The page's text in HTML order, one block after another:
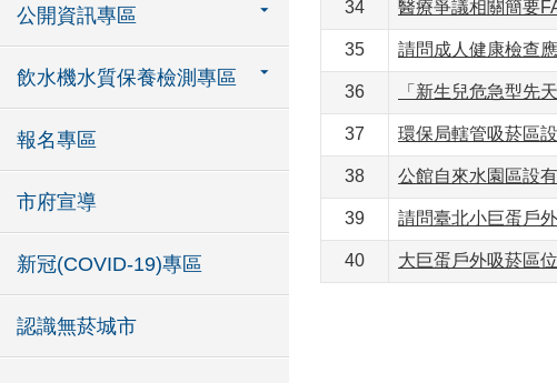
公開資訊專區
飲水機水質保養檢測專區
報名專區
市府宣導
新冠(COVID-19)專區
認識無菸城市
34 醫療爭議相關簡要
35 請問成人健康檢查
36 「新生兒危急型先
37 環保局轄管吸菸區
38 公館自來水園區設
39 請問臺北小巨蛋戶
40 大巨蛋戶外吸菸區